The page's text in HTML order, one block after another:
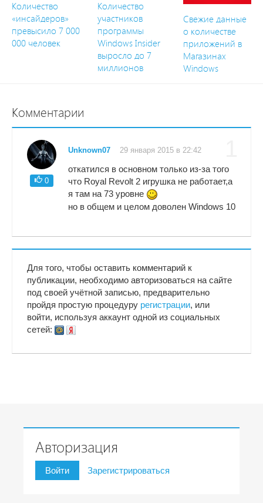
Количество
«инсайдеров»
превысило 7 000
000 человек
Количество
участников
программы
Windows Insider
выросло до 7
миллионов
Свежие данные
о количестве
приложений в
Магазинах
Windows
Комментарии
0
Unknown07 29 января 2015 в 22:42
откатился в основном только из-за того
что Royal Revolt 2 игрушка не работает,а
я там на 73 уровне
но в общем и целом доволен Windows 10
Для того, чтобы оставить комментарий к
публикации, необходимо авторизоваться на сайте
под своей учётной записью, предварительно
пройдя простую процедуру регистрации, или
войти, используя аккаунт одной из социальных
сетей:
Авторизация
Войти Зарегистрироваться